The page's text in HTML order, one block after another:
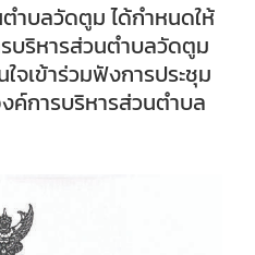
ำบลวัดตูม ได้กำหนดให้
บริหารส่วนตำบลวัดตูม
จเข้าร่วมฟังการประชุม
ค์การบริหารส่วนตำบล